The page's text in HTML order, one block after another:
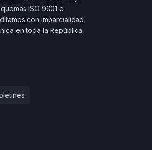
ISO 9001 e
con imparcialidad
en toda la República